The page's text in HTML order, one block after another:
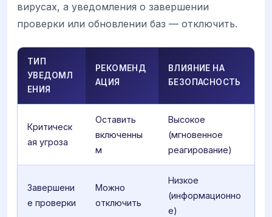
вирусах, а уведомления о завершении
проверки или обновлении баз — отключить.
ТИП
УВЕДОМЛ
ЕНИЯ
РЕКОМЕНД
АЦИЯ
ВЛИЯНИЕ НА
БЕЗОПАСНОСТЬ
Критическ
ая угроза
Оставить
включенны
м
Высокое
(мгновенное
реагирование)
Завершени
е проверки
Можно
отключить
Низкое
(информационно
е)